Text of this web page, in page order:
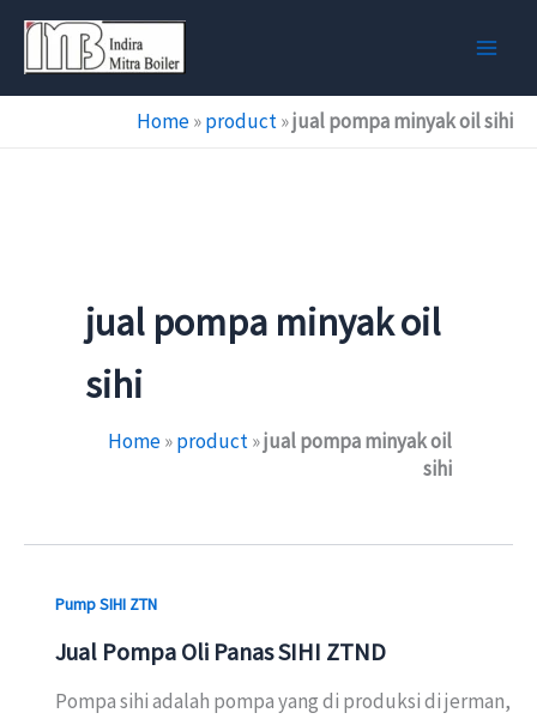
Skip
content
Home»product»jual pompa minyak oil sihi
jual pompa minyak oil
sihi
Home»product»jual pompa minyak oil
sihi
Pump SIHI ZTN
Jual Pompa Oli Panas SIHI ZTND
Pompa sihi adalah pompa yang di produksi di jerman,